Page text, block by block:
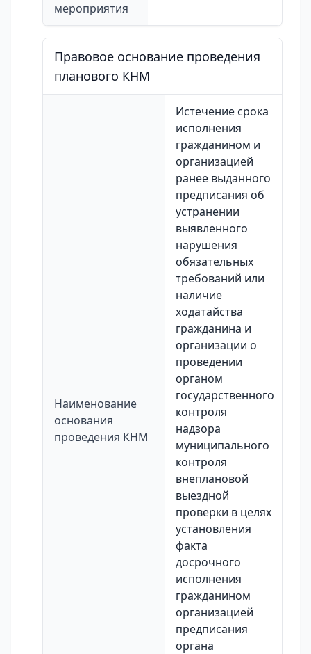
мероприятия
Правовое основание проведения
планового КНМ
Наименование
основания
проведения КНМ
Истечение срока
исполнения
гражданином и
организацией
ранее выданного
предписания об
устранении
выявленного
нарушения
обязательных
требований или
наличие
ходатайства
гражданина и
организации о
проведении
органом
государственного
контроля
надзора
муниципального
контроля
внеплановой
выездной
проверки в целях
установления
факта
досрочного
исполнения
гражданином
организацией
предписания
органа